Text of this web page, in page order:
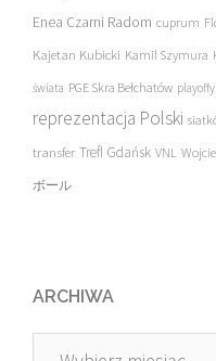
Enea Czarni Radom cuprum
Kajetan Kubicki Kamil Szymura
świata PGE Skra Bełchatów playoffy
reprezentacja Polski
transfer Trefl Gdańsk VNL
ボール
ARCHIWA
Archiwa